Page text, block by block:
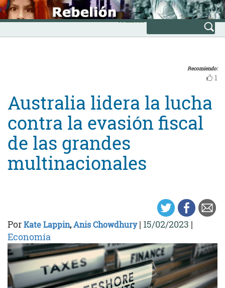
Skip
to
content
INICIO
Avanzada
Recomiendo:
1
Australia lidera la lucha
contra la evasión fiscal
de las grandes
multinacionales
PorKate Lappin,Anis Chowdhury| 15/02/2023 |
Economía